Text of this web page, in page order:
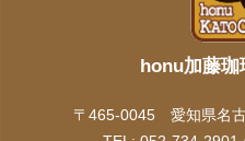
honu加藤珈
〒465-0045 愛知県名